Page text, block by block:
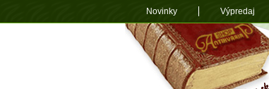
Novinky Výpredaj